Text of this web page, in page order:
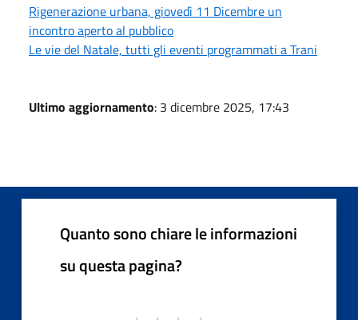
Rigenerazione urbana, giovedì 11 Dicembre un
incontro aperto al pubblico
Le vie del Natale, tutti gli eventi programmati a Trani
Ultimo aggiornamento: 3 dicembre 2025, 17:43
Quanto sono chiare le informazioni
su questa pagina?